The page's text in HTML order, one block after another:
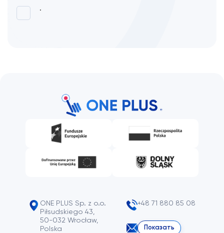
.
ONE PLUS Sp. z o.o.
Piłsudskiego 43,
50-032 Wrocław,
Polska
+48 71 880 85 08
Показать